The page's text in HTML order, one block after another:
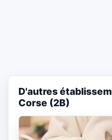
D'autres
Corse (2B)